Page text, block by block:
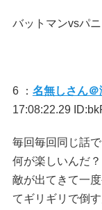
バットマンvsパ
6 ： 名無しさん＠
17:08:22.29
毎回毎回同じ話
何が楽しいんだ？
敵が出てきて一
てギリギリで倒